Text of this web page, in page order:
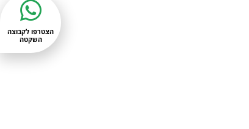
הצטרפו לקבוצה
השקטה